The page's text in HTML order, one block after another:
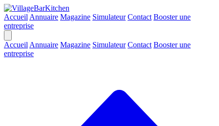
Accueil Annuaire Magazine Simulateur Contact Booster une
entreprise
Accueil Annuaire Magazine Simulateur Contact Booster une
entreprise